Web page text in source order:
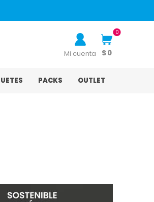
Mi cuenta
0
$ 0
PACKS OUTLET